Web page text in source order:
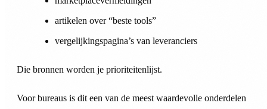
artikelen over “beste tools”
vergelijkingspagina’s van leveranciers
Die bronnen worden je prioriteitenlijst.
Voor bureaus is dit een van de meest waardevolle onderdelen